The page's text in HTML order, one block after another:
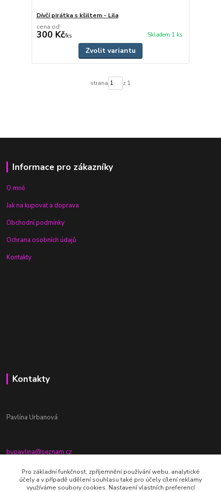
Dívčí pirátka s kšiltem - Lila
cena od
300 Kč/ks Skladem 1 ks
Zvolit variantu
strana z 1
Informace pro zákazníky
O mně
Jak na kupovat a doprava
Obchodní podmínky
Ochrana osobních údajů
Kontakty
Kontakty
Pavlína Urbanová
bypavlina@seznam.cz
+420774917196
Fb stránka - By pavlina
Pro základní funkčnost, zpříjemnění používání webu, analytické
účely a v případě udělení souhlasu také pro účely cílení reklamy
využíváme soubory cookies. Nastavení vlastních preferencí